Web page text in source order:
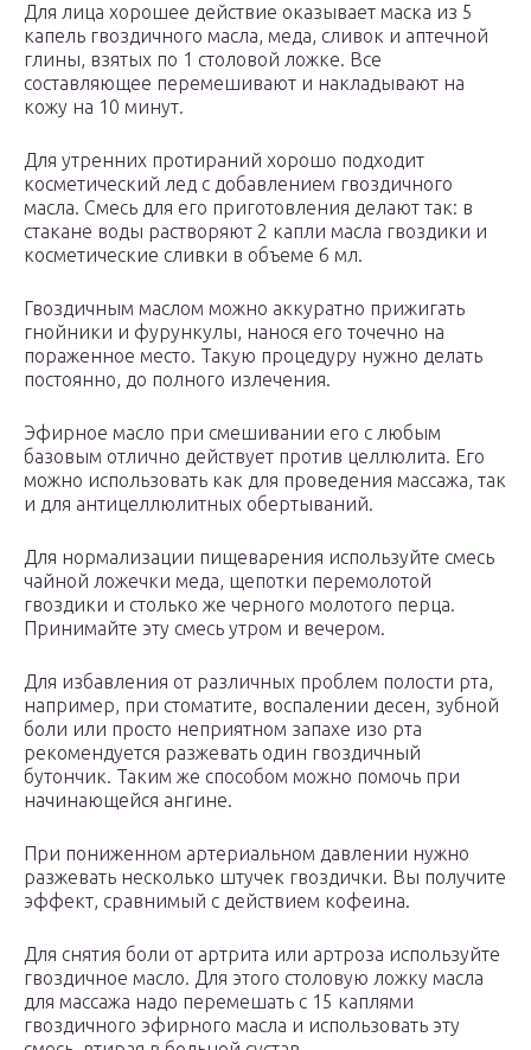
Для лица хорошее действие оказывает маска из 5
капель гвоздичного масла, меда, сливок и аптечной
глины, взятых по 1 столовой ложке. Все
составляющее перемешивают и накладывают на
кожу на 10 минут.
Для утренних протираний хорошо подходит
косметический лед с добавлением гвоздичного
масла. Смесь для его приготовления делают так: в
стакане воды растворяют 2 капли масла гвоздики и
косметические сливки в объеме 6 мл.
Гвоздичным маслом можно аккуратно прижигать
гнойники и фурункулы, нанося его точечно на
пораженное место. Такую процедуру нужно делать
постоянно, до полного излечения.
Эфирное масло при смешивании его с любым
базовым отлично действует против целлюлита. Его
можно использовать как для проведения массажа, так
и для антицеллюлитных обертываний.
Для нормализации пищеварения используйте смесь
чайной ложечки меда, щепотки перемолотой
гвоздики и столько же черного молотого перца.
Принимайте эту смесь утром и вечером.
Для избавления от различных проблем полости рта,
например, при стоматите, воспалении десен, зубной
боли или просто неприятном запахе изо рта
рекомендуется разжевать один гвоздичный
бутончик. Таким же способом можно помочь при
начинающейся ангине.
При пониженном артериальном давлении нужно
разжевать несколько штучек гвоздички. Вы получите
эффект, сравнимый с действием кофеина.
Для снятия боли от артрита или артроза используйте
гвоздичное масло. Для этого столовую ложку масла
для массажа надо перемешать с 15 каплями
гвоздичного эфирного масла и использовать эту